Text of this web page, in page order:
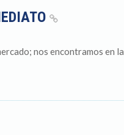
nos encontramos en la